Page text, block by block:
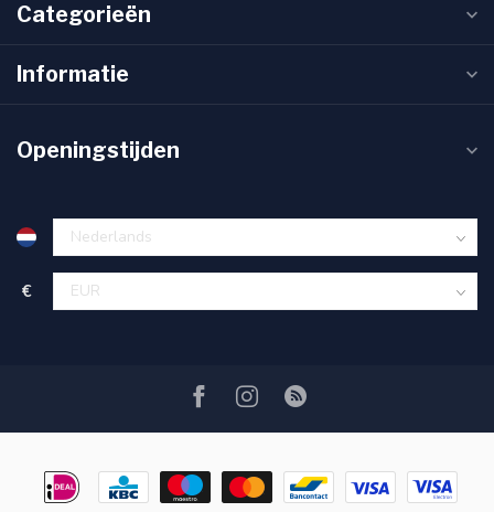
Categorieën
Informatie
Openingstijden
€